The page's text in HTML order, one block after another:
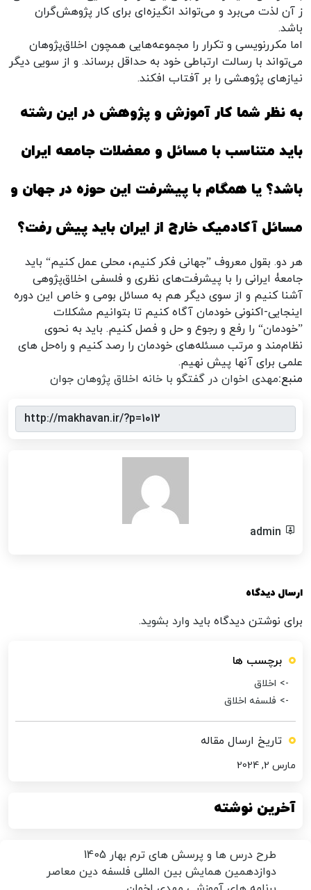
ز آن لذت می‌برد و می‌تواند انگیزه‌ای برای کار پژوهش‌گران
باشد.
اما مکررنویسی و تکرار را مجموعه‌هایی همچون اخلاق‌پژوهان
می‌تواند با رسالت ارتباطی خود به حداقل برساند. و از سویی دیگر
نیازهای پژوهشی را بر آفتاب افکند.
به نظر شما کار آموزش و پژوهش در این رشته
باید متناسب با مسائل و معضلات جامعه ایران
باشد؟ یا همگام با پیشرفت این حوزه در جهان و
مسائل آکادمیک خارج از ایران باید پیش رفت؟
هر دو. بقول معروف ”جهانی فکر کنیم، محلی عمل کنیم“ باید
جامعۀ ایرانی را با پیشرفت‌های نظری و فلسفی اخلاق‌پژوهی
آشنا کنیم و از سوی دیگر هم به مسائل بومی و خاص این دوره
اینجایی-اکنونی خودمان آگاه کنیم تا بتوانیم مشکلات
”خودمان“ را رفع و رجوع و حل و فصل کنیم. باید به نحوی
نظام‌مند و مرتب مسئله‌های خودمان را رصد کنیم و راه‌حل های
علمی برای آنها پیش نهیم.
منبع:مهدی اخوان در گفتگو با خانه اخلاق پژوهان جوان
admin
ارسال دیدگاه
برای نوشتن دیدگاه باید وارد بشوید.
برچسب ها
اخلاق
فلسفه اخلاق
تاریخ ارسال مقاله
مارس 2, 2024
آخرین نوشته
طرح درس ها و پرسش های ترم بهار 1405
دوازدهمین همایش بین المللی فلسفه دین معاصر